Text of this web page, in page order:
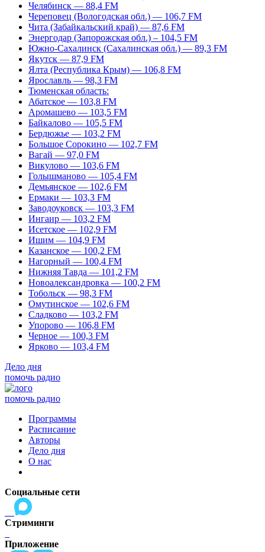
Челябинск — 88,4 FM
Череповец (Вологодская обл.) — 106,7 FM
Чита (Забайкальский край) — 87,6 FM
Энергодар (Запорожская обл.) – 104,5 FM
Южно-Сахалинск (Сахалинская обл.) — 89,3 FM
Якутск — 87,9 FM
Ялта (Республика Крым) — 106,8 FM
Ярославль — 98,3 FM
Тюменская область:
Абатское — 103,8 FM
Аромашево — 103,5 FM
Байкалово — 105,5 FM
Бердюжье — 103,2 FM
Большое Сорокино — 102,7 FM
Вагай — 97,0 FM
Викулово — 103,6 FM
Голышманово — 105,4 FM
Демьянское — 102,6 FM
Ермаки — 103,3 FM
Заводоуковск — 103,3 FM
Ингаир — 103,2 FM
Исетское — 102,9 FM
Ишим — 104,9 FM
Казанское — 100,2 FM
Нагорный — 100,4 FM
Нижняя Тавда — 101,2 FM
Новоалександровка — 100,2 FM
Тобольск — 98,3 FM
Омутинское — 102,6 FM
Сладково — 103,2 FM
Упорово — 106,8 FM
Черное — 100,3 FM
Ярково — 103,4 FM
Дело дня
помочь радио
помочь радио
Программы
Расписание
Авторы
Дело дня
О нас
Социальные сети
Стриминги
Приложение